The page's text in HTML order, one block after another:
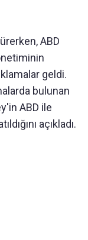
ABD
geldi.
bulunan
ABD ile
açıkladı.